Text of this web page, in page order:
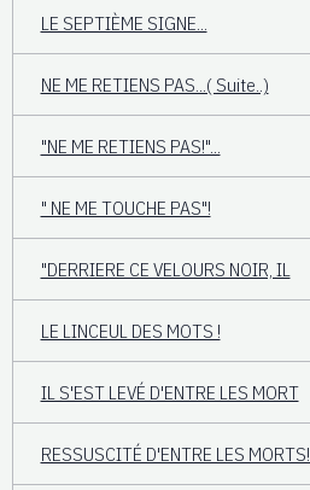
LE SEPTIÈME SIGNE...
NE ME RETIENS PAS...( Suite..)
"NE ME RETIENS PAS!"...
" NE ME TOUCHE PAS"!
"DERRIERE CE VELOURS NOIR, IL
LE LINCEUL DES MOTS !
IL S'EST LEVÉ D'ENTRE LES MORT
RESSUSCITÉ D'ENTRE LES MORTS!.